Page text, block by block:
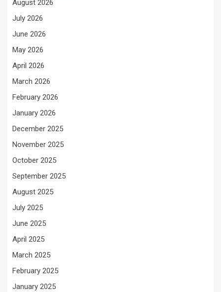
August 2026
July 2026
June 2026
May 2026
April 2026
March 2026
February 2026
January 2026
December 2025
November 2025
October 2025
September 2025
August 2025
July 2025
June 2025
April 2025
March 2025
February 2025
January 2025